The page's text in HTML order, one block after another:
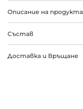
Описание на продукта
Състав
Доставка и Връщане